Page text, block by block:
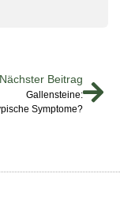
Nächster Beitrag
Gallensteine:
Symptome?